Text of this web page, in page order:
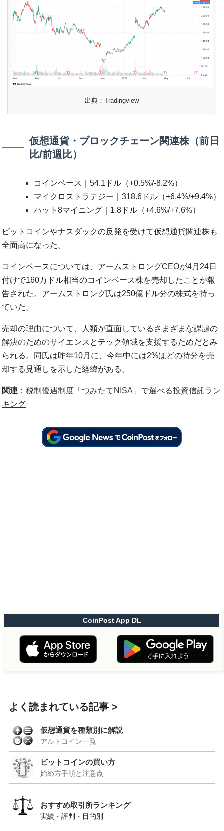
出典：Tradingview
仮想通貨・ブロックチェーン関連株（前日
比/前週比）
コインベース｜54.1ドル（+0.5%/-8.2%）
マイクロストラテジー｜318.6ドル（+6.4%/+9.4%）
ハット8マイニング｜1.8ドル（+4.6%/+7.6%）
ビットコインやナスダックの反発を受けて仮想通貨関連株も
全面高になった。
コインベースについては、アームストロングCEOが4月24日
付けで160万ドル相当のコインベース株を売却したことが報
告された。アームストロング氏は250億ドル分の株式を持っ
ていた。
売却の理由について、人類が直面しているさまざまな課題の
解決のためのサイエンスとテック領域を支援するためだとみ
られる。同氏は昨年10月に、今年中には2%ほどの持分を売
却する見通しを示した経緯がある。
関連 ：税制優遇制度「つみたてNISA」で選べる投資信託ラン
キング
CoinPost App DL
よく読まれている記事
仮想通貨を種類別に解説
アルトコイン一覧
ビットコインの買い方
始め方手順と注意点
おすすめ取引所ランキング
実績・評判・目的別